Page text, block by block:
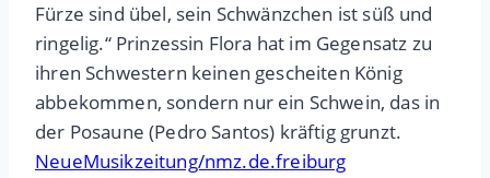
Fürze sind übel, sein Schwänzchen ist süß und
ringelig.“ Prinzessin Flora hat im Gegensatz zu
ihren Schwestern keinen gescheiten König
abbekommen, sondern nur ein Schwein, das in
der Posaune (Pedro Santos) kräftig grunzt.
NeueMusikzeitung/nmz.de.freiburg